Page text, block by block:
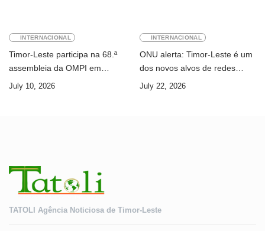
INTERNACIONAL
Timor-Leste participa na 68.ª
assembleia da OMPI em
Genebra
July 10, 2026
INTERNACIONAL
ONU alerta: Timor-Leste é um
dos novos alvos de redes
internacionais de cibercrime
July 22, 2026
TATOLI Agência Noticiosa de Timor-Leste